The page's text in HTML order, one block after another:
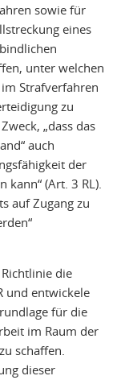
sowie für
eines
unter welchen
Strafverfahren
zu
„dass das
auch
der
kann“ (Art. 3 RL).
auf Zugang zu
die
und entwickele
für die
im Raum der
schaffen.
dieser